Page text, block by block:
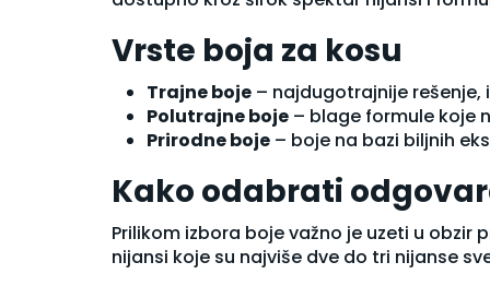
Sprej za lice
Termalna voda
Zdravlje kože (suplementi)
Nega tela
Balzam za telo
Dezodoransi
Krema za kupanje
Kreme za telo
Vrste boja za kosu
Trajne boje – najdugotrajnije rešenje,
Polutrajne boje – blage formule koje
Prirodne boje – boje na bazi biljnih
Kako odabrati
Prilikom izbora boje važno je uzeti u obzir
nijansi koje su najviše dve do tri nijanse